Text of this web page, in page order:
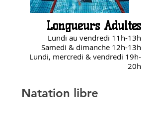
Longueurs Adultes
Lundi au vendredi 11h-13h
Samedi & dimanche 12h-13h
Lundi, mercredi & vendredi 19h-
20h
Natation libre